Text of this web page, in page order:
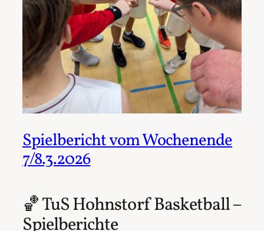
Spielbericht vom Wochenende
7/8.3.2026
🏀 TuS Hohnstorf Basketball –
Spielberichte